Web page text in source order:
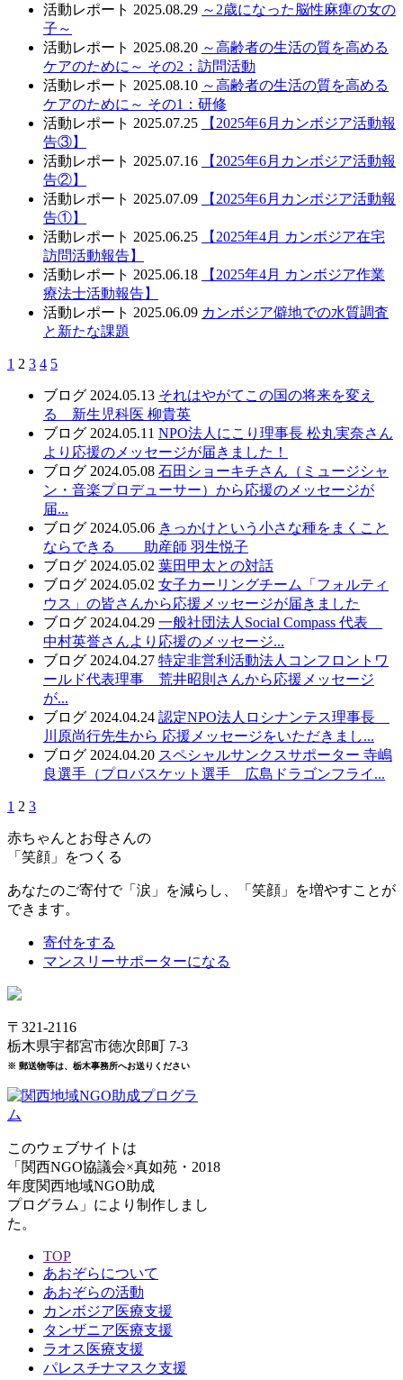
活動レポート 2025.08.29 ～2歳になった脳性麻痺の女の
子～
活動レポート 2025.08.20 ～高齢者の生活の質を高める
ケアのために～ その2：訪問活動
活動レポート 2025.08.10 ～高齢者の生活の質を高める
ケアのために～ その1：研修
活動レポート 2025.07.25
【2025年6月カンボジア活動報
告③】
活動レポート 2025.07.16
【2025年6月カンボジア活動報
告②】
活動レポート 2025.07.09
【2025年6月カンボジア活動報
告①】
活動レポート 2025.06.25
【2025年4月 カンボジア在宅
訪問活動報告】
活動レポート 2025.06.18
【2025年4月 カンボジア作業
療法士活動報告】
活動レポート 2025.06.09 カンボジア僻地での水質調査
と新たな課題
1 2 3 4 5
ブログ 2024.05.13 それはやがてこの国の将来を変え
る 新生児科医 柳貴英
ブログ 2024.05.11 NPO法人にこり理事長 松丸実奈さん
より応援のメッセージが届きました！
ブログ 2024.05.08 石田ショーキチさん（ミュージシャ
ン・音楽プロデューサー）から応援のメッセージが
届...
ブログ 2024.05.06 きっかけという小さな種をまくこと
ならできる 助産師 羽生悦子
ブログ 2024.05.02 葉田甲太との対話
ブログ 2024.05.02 女子カーリングチーム「フォルティ
ウス」の皆さんから応援メッセージが届きました
ブログ 2024.04.29 一般社団法人Social Compass 代表
中村英誉さんより応援のメッセージ...
ブログ 2024.04.27 特定非営利活動法人コンフロントワ
ールド代表理事 荒井昭則さんから応援メッセージ
が...
ブログ 2024.04.24 認定NPO法人ロシナンテス理事長
川原尚行先生から 応援メッセージをいただきまし...
ブログ 2024.04.20 スペシャルサンクスサポーター 寺嶋
良選手（プロバスケット選手 広島ドラゴンフライ...
1 2 3
赤ちゃんとお母さんの
「笑顔」をつくる
あなたのご寄付で「涙」を減らし、「笑顔」を増やすことが
できます。
寄付をする
マンスリーサポーターになる
〒321-2116
栃木県宇都宮市徳次郎町 7-3
※ 郵送物等は、栃木事務所へお送りください
このウェブサイトは
「関西NGO協議会×真如苑・2018
年度関西地域NGO助成
プログラム」により制作しまし
た。
TOP
あおぞらについて
あおぞらの活動
カンボジア医療支援
タンザニア医療支援
ラオス医療支援
パレスチナマスク支援